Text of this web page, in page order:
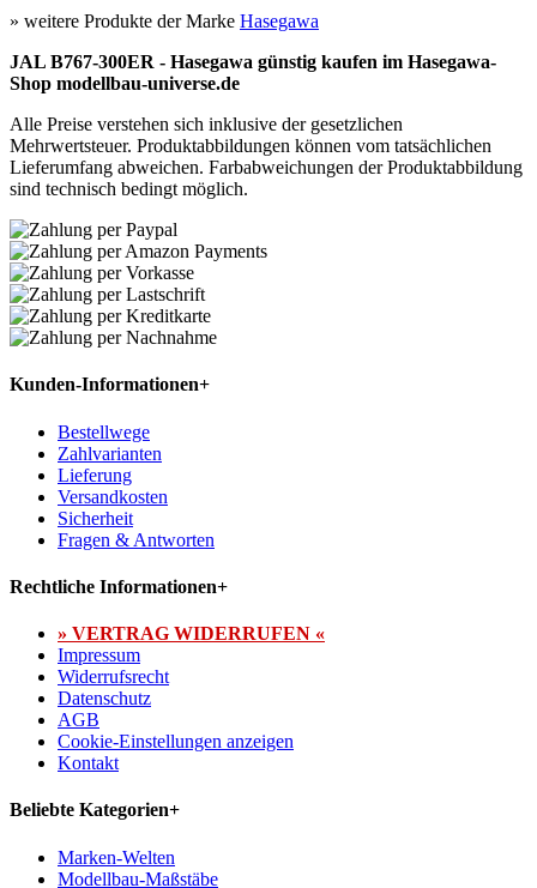
» weitere Produkte der Marke Hasegawa
JAL B767-300ER - Hasegawa günstig kaufen im Hasegawa-
Shop modellbau-universe.de
Alle Preise verstehen sich inklusive der gesetzlichen
Mehrwertsteuer. Produktabbildungen können vom tatsächlichen
Lieferumfang abweichen. Farbabweichungen der Produktabbildung
sind technisch bedingt möglich.
Kunden-Informationen+
Bestellwege
Zahlvarianten
Lieferung
Versandkosten
Sicherheit
Fragen & Antworten
Rechtliche Informationen+
» VERTRAG WIDERRUFEN «
Impressum
Widerrufsrecht
Datenschutz
AGB
Cookie-Einstellungen anzeigen
Kontakt
Beliebte Kategorien+
Marken-Welten
Modellbau-Maßstäbe